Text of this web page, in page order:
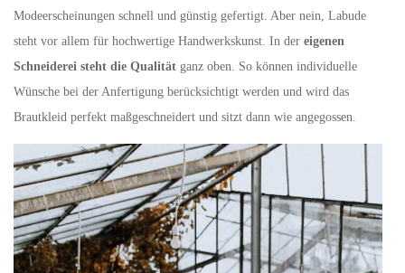
Modeerscheinungen schnell und günstig gefertigt. Aber nein, Labude
steht vor allem für hochwertige Handwerkskunst. In der eigenen
Schneiderei steht die Qualität ganz oben. So können individuelle
Wünsche bei der Anfertigung berücksichtigt werden und wird das
Brautkleid perfekt maßgeschneidert und sitzt dann wie angegossen.